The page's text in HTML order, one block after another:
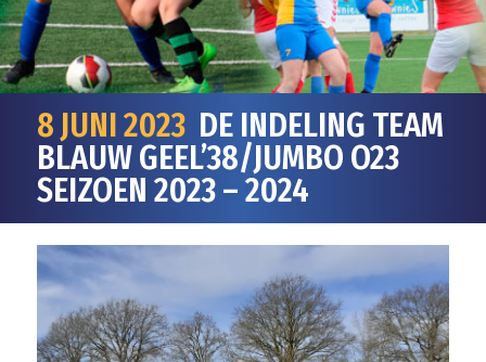
8 JUNI 2023DE INDELING TEAM
BLAUW GEEL’38/JUMBO O23
SEIZOEN 2023 – 2024